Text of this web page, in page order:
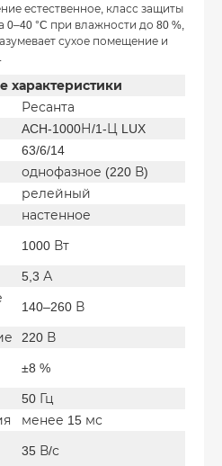
естественное, класс защиты
0–40 °C при влажности до 80 %,
сухое помещение и
характеристики
Ресанта
ACH-1000Н/1-Ц LUX
63/6/14
однофазное (220 В)
релейный
настенное
1000 Вт
5,3 А
140–260 В
220 В
±8 %
50 Гц
менее 15 мс
35 В/с